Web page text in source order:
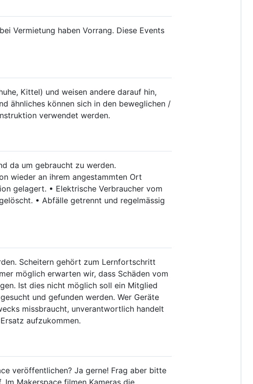
Vermietung haben Vorrang. Diese Events
Kittel) und weisen andere darauf hin,
ähnliches können sich in den beweglichen /
verwendet werden.
da um gebraucht zu werden.
wieder an ihrem angestammten Ort
gelagert. • Elektrische Verbraucher vom
• Abfälle getrennt und regelmässig
Scheitern gehört zum Lernfortschritt
möglich erwarten wir, dass Schäden vom
Ist dies nicht möglich soll ein Mitglied
und gefunden werden. Wer Geräte
missbraucht, unverantwortlich handelt
aufzukommen.
veröffentlichen? Ja gerne! Frag aber bitte